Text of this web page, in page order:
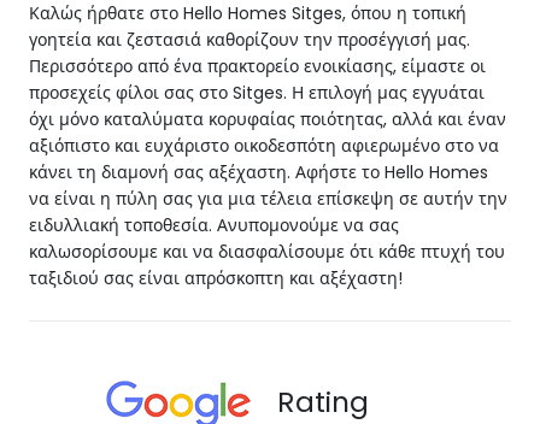
Καλώς ήρθατε στο Hello Homes Sitges, όπου η τοπική
γοητεία και ζεστασιά καθορίζουν την προσέγγισή μας.
Περισσότερο από ένα πρακτορείο ενοικίασης, είμαστε οι
προσεχείς φίλοι σας στο Sitges. Η επιλογή μας εγγυάται
όχι μόνο καταλύματα κορυφαίας ποιότητας, αλλά και έναν
αξιόπιστο και ευχάριστο οικοδεσπότη αφιερωμένο στο να
κάνει τη διαμονή σας αξέχαστη. Αφήστε το Hello Homes
να είναι η πύλη σας για μια τέλεια επίσκεψη σε αυτήν την
ειδυλλιακή τοποθεσία. Ανυπομονούμε να σας
καλωσορίσουμε και να διασφαλίσουμε ότι κάθε πτυχή του
ταξιδιού σας είναι απρόσκοπτη και αξέχαστη!
Rating